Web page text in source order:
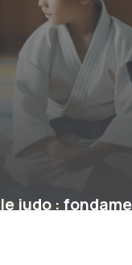
judo :